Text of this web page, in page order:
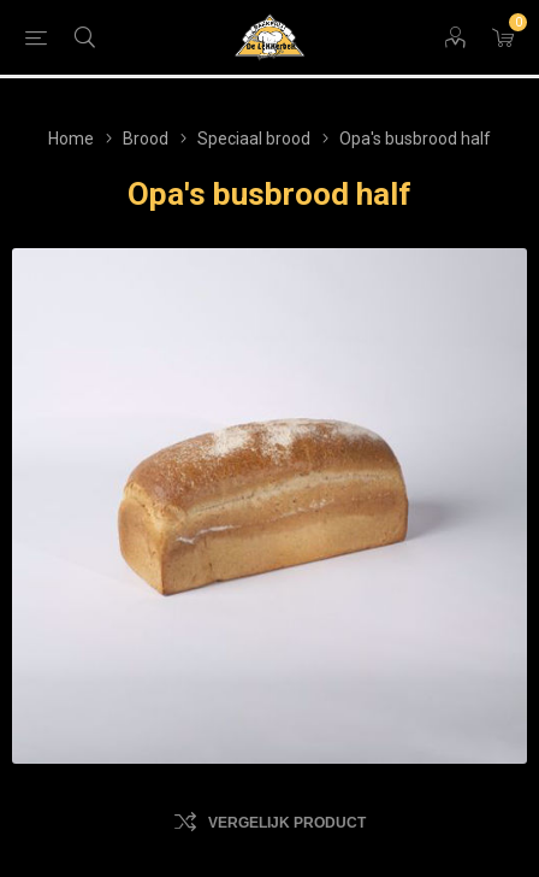
0
Home Brood Speciaal brood Opa's busbrood half
Opa's busbrood half
VERGELIJK PRODUCT